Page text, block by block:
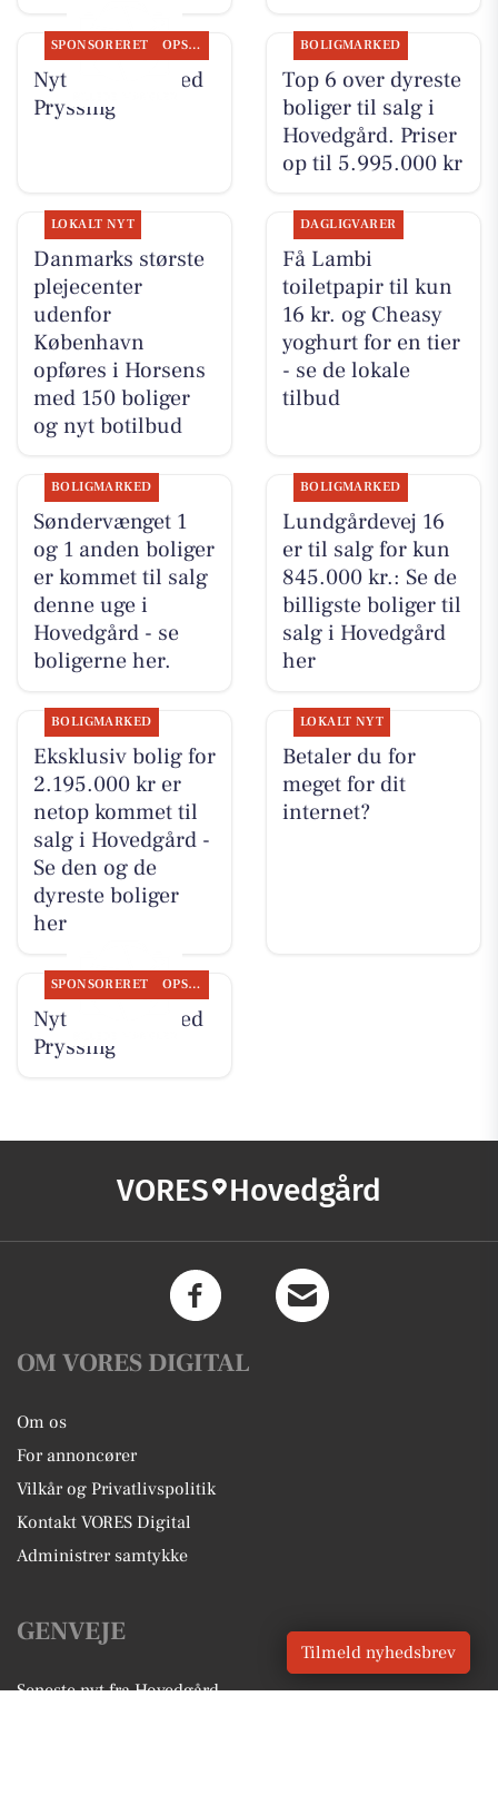
SPONSORERET OPSLAGSTAVLEN
Nyt fra Guldsmed
Pryssing
BOLIGMARKED
Top 6 over dyreste
boliger til salg i
Hovedgård. Priser
op til 5.995.000 kr
LOKALT NYT
Danmarks største
plejecenter
udenfor
København
opføres i Horsens
med 150 boliger
og nyt botilbud
DAGLIGVARER
Få Lambi
toiletpapir til kun
16 kr. og Cheasy
yoghurt for en tier
- se de lokale
tilbud
BOLIGMARKED
Søndervænget 1
og 1 anden boliger
er kommet til salg
denne uge i
Hovedgård - se
boligerne her.
BOLIGMARKED
Lundgårdevej 16
er til salg for kun
845.000 kr.: Se de
billigste boliger til
salg i Hovedgård
her
BOLIGMARKED
Eksklusiv bolig for
2.195.000 kr er
netop kommet til
salg i Hovedgård -
Se den og de
dyreste boliger
her
LOKALT NYT
Betaler du for
meget for dit
internet?
SPONSORERET OPSLAGSTAVLEN
Nyt fra Guldsmed
Pryssing
VORES Hovedgård
OM VORES DIGITAL
Om os
For annoncører
Vilkår og Privatlivspolitik
Kontakt VORES Digital
Administrer samtykke
GENVEJE
Seneste nyt fra Hovedgård
Tilmeld nyhedsbrev